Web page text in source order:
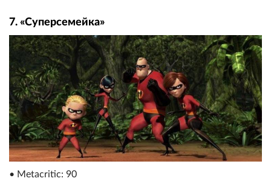
7. «Суперсемейка»
• Metacritic: 90